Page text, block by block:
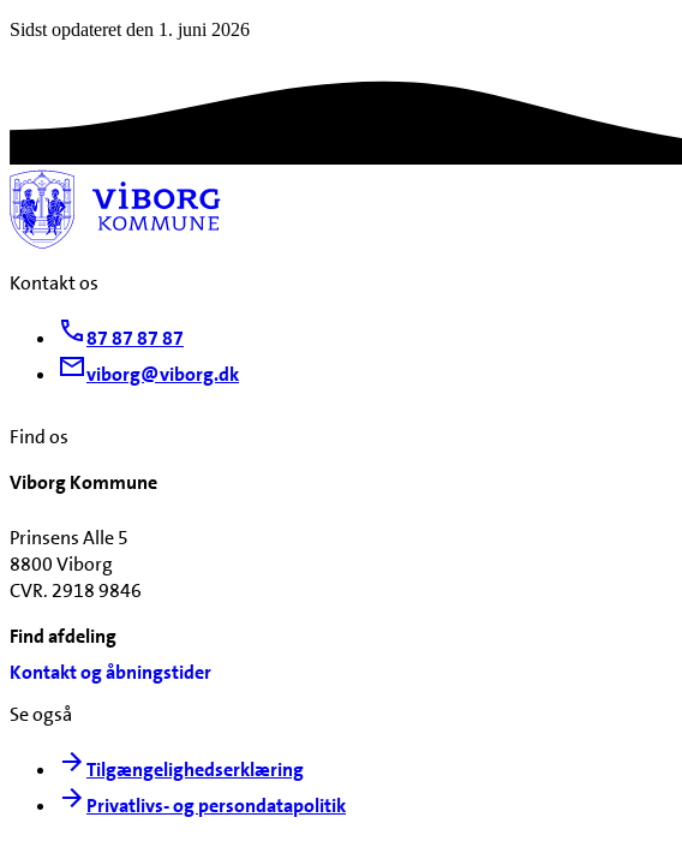
Sidst opdateret den 1. juni 2026
Kontakt os
87 87 87 87
viborg@viborg.dk
Find os
Viborg Kommune
Prinsens Alle 5
8800 Viborg
CVR. 2918 9846
Find afdeling
Kontakt og åbningstider
Se også
Tilgængelighedserklæring
Privatlivs- og persondatapolitik